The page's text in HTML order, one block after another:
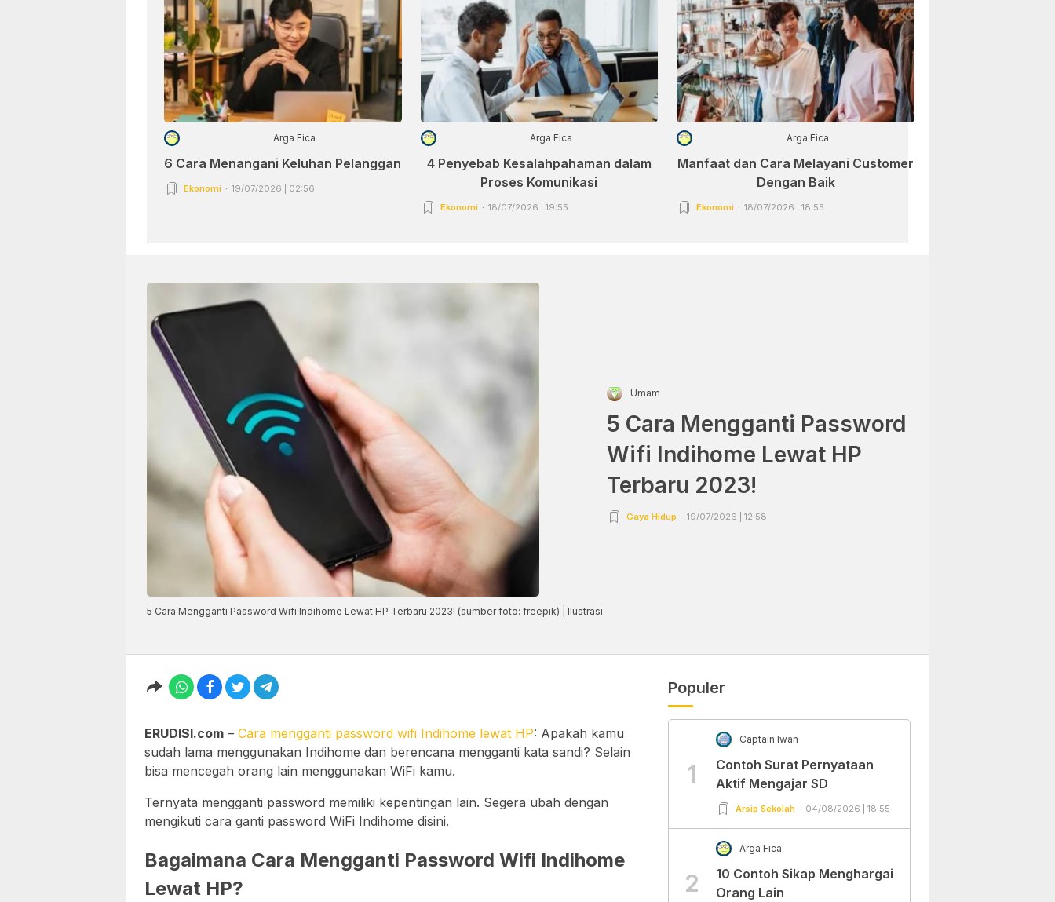
Arga Fica
6 Cara Menangani Keluhan Pelanggan
Ekonomi 19/07/2026 | 02:56
Arga Fica
4 Penyebab Kesalahpahaman dalam
Proses Komunikasi
Ekonomi 18/07/2026 | 19:55
Arga Fica
Manfaat dan Cara Melayani Customer
Dengan Baik
Ekonomi 18/07/2026 | 18:55
5 Cara Mengganti Password Wifi Indihome Lewat HP Terbaru 2023! (sumber foto: freepik) | Ilustrasi
Umam
5 Cara Mengganti Password
Wifi Indihome Lewat HP
Terbaru 2023!
Gaya Hidup 19/07/2026 | 12:58
ERUDISI.com – Cara mengganti password wifi Indihome lewat HP: Apakah kamu
sudah lama menggunakan Indihome dan berencana mengganti kata sandi? Selain
bisa mencegah orang lain menggunakan WiFi kamu.
Ternyata mengganti password memiliki kepentingan lain. Segera ubah dengan
mengikuti cara ganti password WiFi Indihome disini.
Bagaimana Cara Mengganti Password Wifi Indihome
Lewat HP?
Populer
1
Captain Iwan
Contoh Surat Pernyataan
Aktif Mengajar SD
Arsip Sekolah 04/08/2026 | 18:55
2
Arga Fica
10 Contoh Sikap Menghargai
Orang Lain